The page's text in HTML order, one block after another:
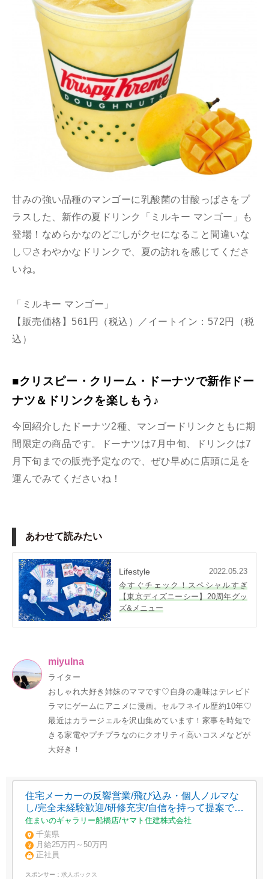
甘みの強い品種のマンゴーに乳酸菌の甘酸っぱさをプ
ラスした、新作の夏ドリンク「ミルキー マンゴー」も
登場！なめらかなのどごしがクセになること間違いな
し♡さわやかなドリンクで、夏の訪れを感じてくださ
いね。
「ミルキー マンゴー」
【販売価格】561円（税込）／イートイン：572円（税
込）
■クリスピー・クリーム・ドーナツで新作ドー
ナツ＆ドリンクを楽しもう♪
今回紹介したドーナツ2種、マンゴードリンクともに期
間限定の商品です。ドーナツは7月中旬、ドリンクは7
月下旬までの販売予定なので、ぜひ早めに店頭に足を
運んでみてくださいね！
あわせて読みたい
Lifestyle
2022.05.23
今すぐチェック！スペシャルすぎ
【東京ディズニーシー】20周年グッ
ズ&メニュー
miyulna
ライター
おしゃれ大好き姉妹のママです♡自身の趣味はテレビド
ラマにゲームにアニメに漫画。セルフネイル歴約10年♡
最近はカラージェルを沢山集めています！家事を時短で
きる家電やプチプラなのにクオリティ高いコスメなどが
大好き！
住宅メーカーの反響営業/飛び込み・個人ノルマな
し/完全未経験歓迎/研修充実/自信を持って提案でき
る商品力が強み/年収1000万円超も可
住まいのギャラリー船橋店/ヤマト住建株式会社
千葉県
月給25万円～50万円
正社員
スポンサー： 求人ボックス